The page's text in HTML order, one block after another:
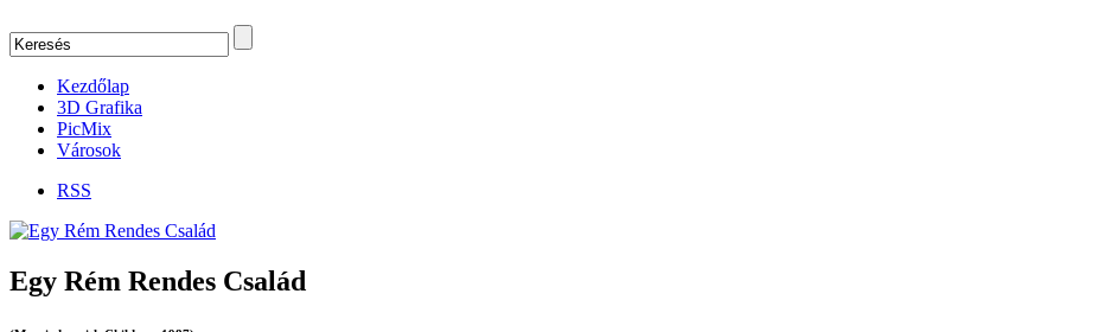
Kezdőlap
3D Grafika
PicMix
Városok
RSS
Egy Rém Rendes Család